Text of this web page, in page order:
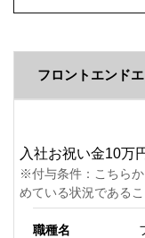
フロントエンド
入社お祝い金10万
※付与条件：こちら
めている状況であるこ
職種名